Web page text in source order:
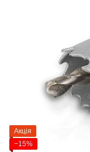
Акція
−15%